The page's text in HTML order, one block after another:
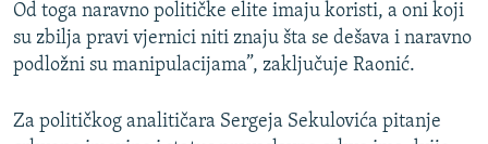
Od toga naravno političke elite imaju koristi, a oni koji
su zbilja pravi vjernici niti znaju šta se dešava i naravno
podložni su manipulacijama”, zaključuje Raonić.
Za političkog analitičara Sergeja Sekulovića pitanje